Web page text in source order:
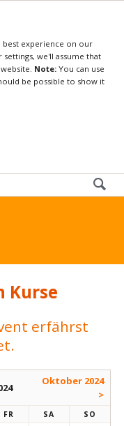
best experience on our
we'll assume that
Note:You can use
be possible to show it
Kurse
erfährst
Oktober 2024
>
FR SA SO